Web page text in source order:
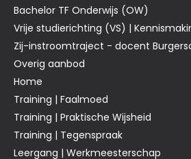
Bachelor TF Onderwijs (OW)
Vrije studierichting (VS) |
Zij-instroomtraject - docent
Overig aanbod
Home
Training | Faalmoed
Training | Praktische Wijsheid
Training | Tegenspraak
Leergang | Werkmeesterschap